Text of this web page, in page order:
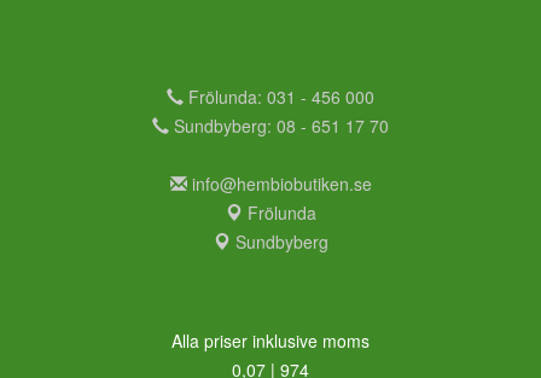
Frölunda: 031 - 456 000
Sundbyberg: 08 - 651 17 70
info@hembiobutiken.se
Frölunda
Sundbyberg
Alla priser inklusive moms
0,07 | 974